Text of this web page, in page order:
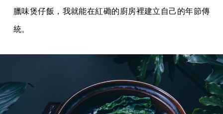
臘味煲仔飯，我就能在紅磡的廚房裡建立自己的年節傳
統。